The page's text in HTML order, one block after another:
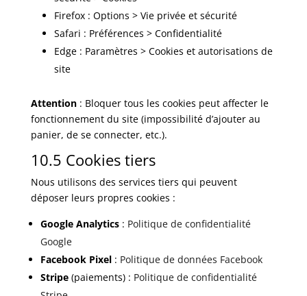
Firefox : Options > Vie privée et sécurité
Safari : Préférences > Confidentialité
Edge : Paramètres > Cookies et autorisations de
site
Attention: Bloquer tous les cookies peut affecter le
fonctionnement du site (impossibilité d’ajouter au
panier, de se connecter, etc.).
10.5 Cookies tiers
Nous utilisons des services tiers qui peuvent
déposer leurs propres cookies :
Google Analytics: Politique de confidentialité
Google
Facebook Pixel: Politique de données Facebook
Stripe(paiements) : Politique de confidentialité